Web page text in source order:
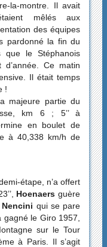
la-montre. Il avait
mêlés aux
des équipes
pardonné la fin du
que le Stéphanois
Ce matin
Il était temps
!
majeure partie du
km 6 ; 5’’ à
en boulet de
à 40,338 km/h de
étape, n’a offert
Hoenaers guère
Nencini qui se pare
le Giro 1957,
sur le Tour
à Paris. Il s’agit